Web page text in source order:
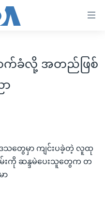
း
က်ခံလို့ အတည်ဖြစ်
ာ
ေသတွေမှာ ကျင်းပခဲ့တဲ့ လူထု
မ်းကို ဆန္ဒမဲပေးသူတွေက တ
ာ